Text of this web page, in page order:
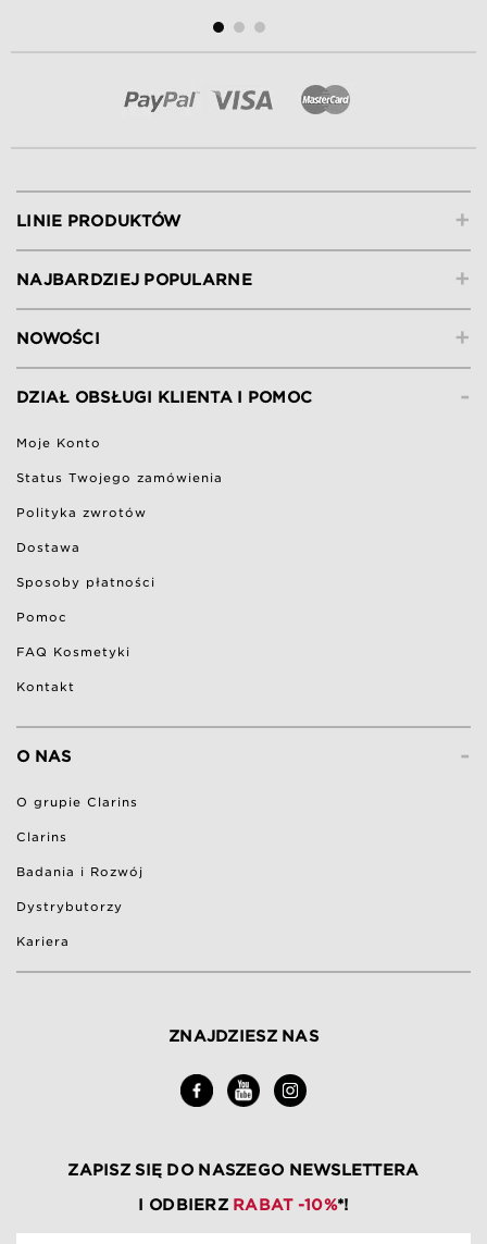
+
LINIE PRODUKTÓW
+
NAJBARDZIEJ POPULARNE
+
NOWOŚCI
-
DZIAŁ OBSŁUGI KLIENTA I POMOC
Moje Konto
Status Twojego zamówienia
Polityka zwrotów
Dostawa
Sposoby płatności
Pomoc
FAQ Kosmetyki
Kontakt
-
O NAS
O grupie Clarins
Clarins
Badania i Rozwój
Dystrybutorzy
Kariera
ZNAJDZIESZ NAS
ZAPISZ SIĘ DO NASZEGO NEWSLETTERA
I ODBIERZ RABAT -10%*!